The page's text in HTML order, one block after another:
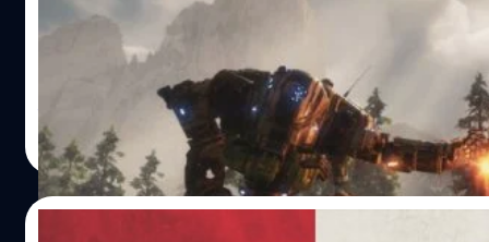
Order ในช่วงฤดูใบไม้ร่วงของปีนี้” อย่างไรก็ตามทาง EA ยังไม่
เผยรายละเอียดเกี่ยวกับเกม Need…
Titanfall 3 ไม่ได้อยู่ในการพัฒนา เเม้จะเปิดตัว Apex Legends
| 2742 days ago
Read More